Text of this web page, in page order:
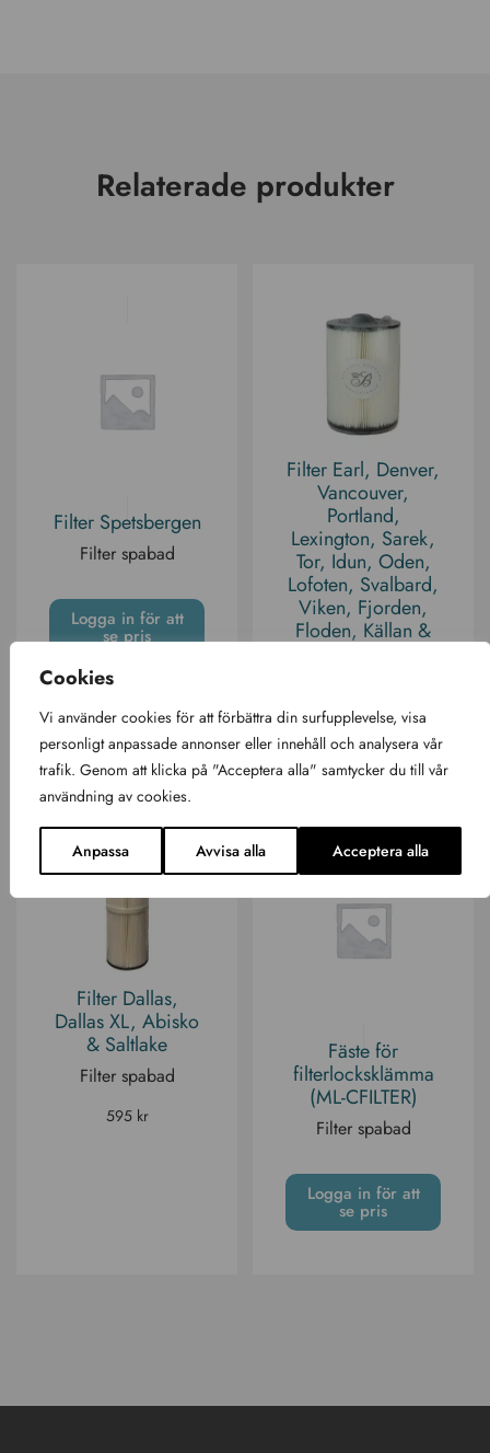
Cookies
Vi använder cookies för att förbättra din surfupplevelse, visa
personligt anpassade annonser eller innehåll och analysera vår
trafik. Genom att klicka på "Acceptera alla" samtycker du till vår
användning av cookies.
Anpassa Avvisa alla Acceptera alla
Relaterade produkter
Filter Spetsbergen
Filter spabad
Logga in för att
se pris
Filter Earl, Denver,
Vancouver,
Portland,
Lexington, Sarek,
Tor, Idun, Oden,
Lofoten, Svalbard,
Viken, Fjorden,
Floden, Källan &
595kr
Filter Dallas,
Dallas XL, Abisko
& Saltlake
Filter spabad
595 kr
Fäste för
filterlocksklämma
(ML-CFILTER)
Filter spabad
Logga in för att
se pris